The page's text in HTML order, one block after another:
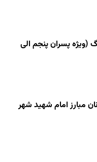
پسران پنجم الی
مبارز امام شهید شهر